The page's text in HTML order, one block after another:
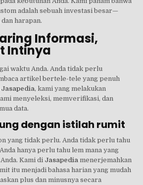
adalah sebuah investasi besar—
harapan.
Informasi,
Intinya
waktu Anda. Anda tidak perlu
artikel bertele-tele yang penuh
Jasapedia, kami yang melakukan
menyeleksi, memverifikasi, dan
data.
dengan istilah rumit
yang tidak perlu. Anda tidak perlu tahu
hanya perlu tahu lem mana yang
Kami di Jasapedia menerjemahkan
itu menjadi bahasa harian yang mudah
plus dan minusnya secara